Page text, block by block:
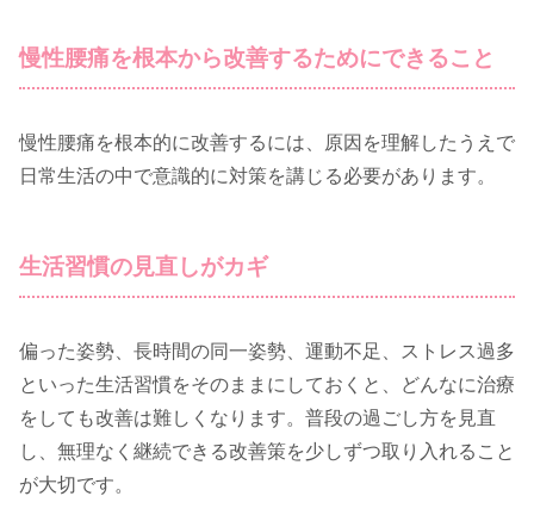
慢性腰痛を根本から改善するためにできること
慢性腰痛を根本的に改善するには、原因を理解したうえで
日常生活の中で意識的に対策を講じる必要があります。
生活習慣の見直しがカギ
偏った姿勢、長時間の同一姿勢、運動不足、ストレス過多
といった生活習慣をそのままにしておくと、どんなに治療
をしても改善は難しくなります。普段の過ごし方を見直
し、無理なく継続できる改善策を少しずつ取り入れること
が大切です。